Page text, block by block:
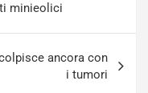
minieolici
ancora con
i tumori